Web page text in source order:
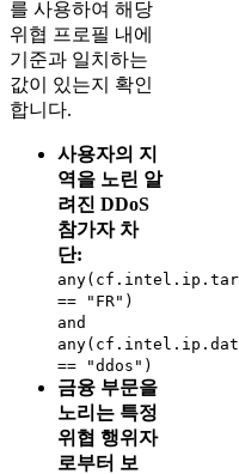
를 사용하여 해당
위협 프로필 내에
기준과 일치하는
값이 있는지 확인
합니다.
사용자의 지
역을 노린 알
려진 DDoS
참가자 차
단:
== "FR")
and
== "ddos")
금융 부문을
노리는 특정
위협 행위자
로부터 보